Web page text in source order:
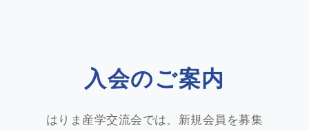
入会のご案内
はりま産学交流会では、新規会員を募集